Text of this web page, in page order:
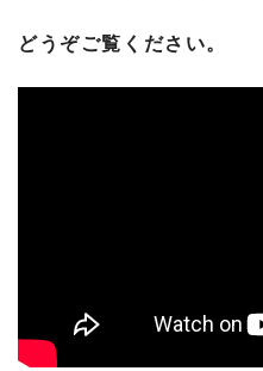
どうぞご覧ください。